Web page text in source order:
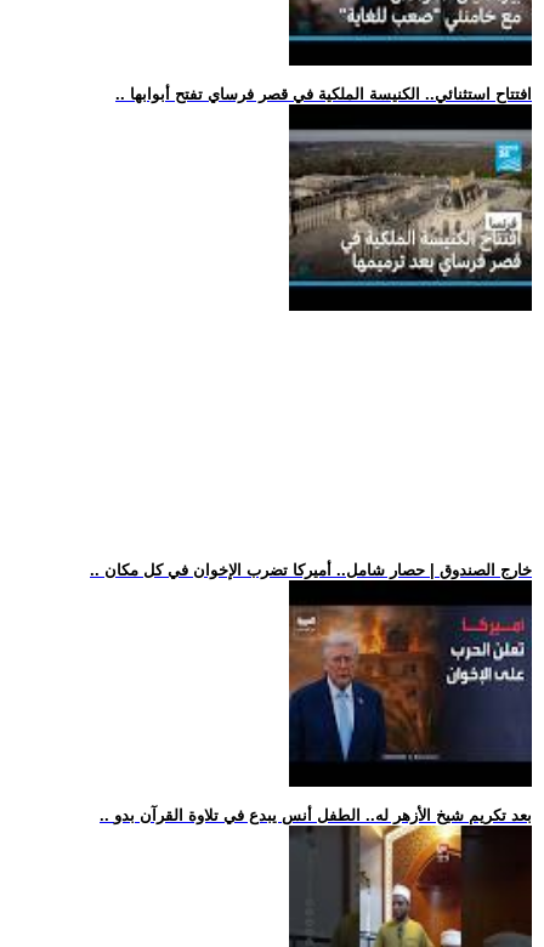
.. افتتاح استثنائي.. الكنيسة الملكية في قصر فرساي تفتح أبوابها
.. خارج الصندوق | حصار شامل.. أميركا تضرب الإخوان في كل مكان
.. بعد تكريم شيخ الأزهر له.. الطفل أنس يبدع في تلاوة القرآن بدو